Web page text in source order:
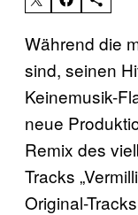
Während die
sind, seinen
Keinemusik-
neue
Remix des
Tracks
Original-